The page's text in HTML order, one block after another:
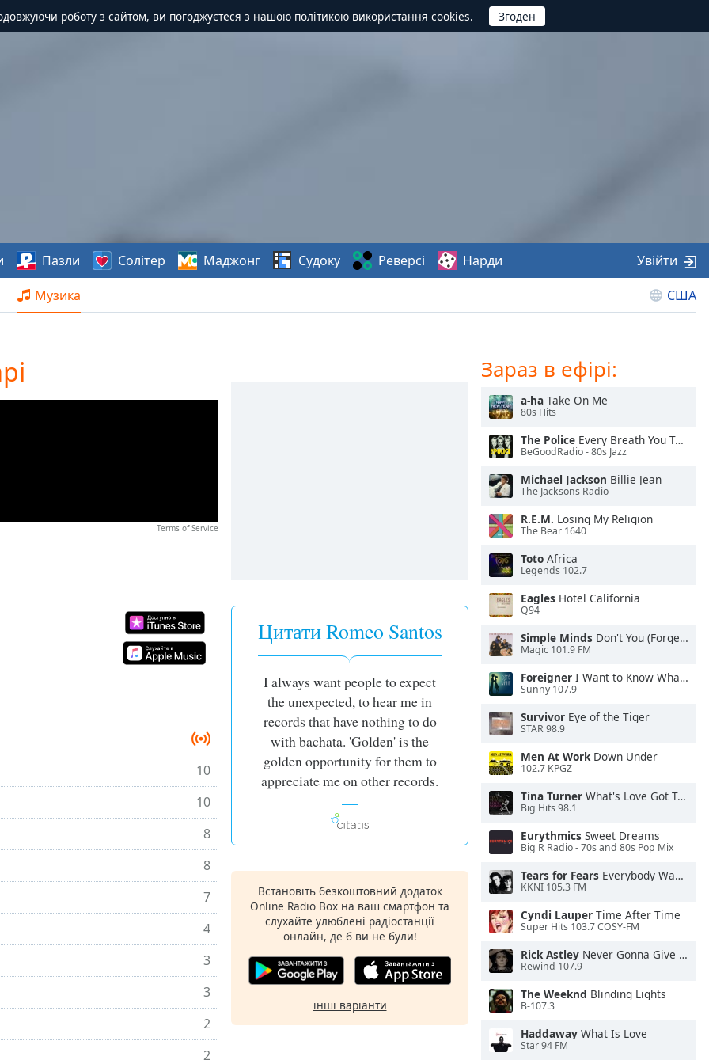
роботу з сайтом, ви погоджуєтеся з нашою політикою використання cookies.
Музика США
Пазли Солітер Маджонг Судоку Реверсі Нарди Увійти
Terms of Service
10
10
8
8
7
4
3
3
2
2
Цитати Romeo Santos
I always want people to expect
the unexpected, to hear me in
records that have nothing to do
with bachata. 'Golden' is the
golden opportunity for them to
appreciate me on other records.
Встановіть безкоштовний додаток
Online Radio Box на ваш смартфон та
слухайте улюблені радіостанції
онлайн, де б ви не були!
інші варіанти
Зараз в ефірі:
a-ha Take On Me
80s Hits
The Police Every Breath You Take
BeGoodRadio - 80s Jazz
Michael Jackson Billie Jean
The Jacksons Radio
R.E.M. Losing My Religion
The Bear 1640
Toto Africa
Legends 102.7
Eagles Hotel California
Q94
Simple Minds Don't You (Forget About Me)
Magic 101.9 FM
Foreigner I Want to Know What Love Is
Sunny 107.9
Survivor Eye of the Tiger
STAR 98.9
Men At WorkDown Under
102.7 KPGZ
Tina Turner What's Love Got To Do With It
Big Hits 98.1
Eurythmics Sweet Dreams
Big R Radio - 70s and 80s Pop Mix
Tears for Fears Everybody Wants To Rule the World
KKNI 105.3 FM
Cyndi Lauper Time After Time
Super Hits 103.7 COSY-FM
Rick Astley Never Gonna Give You Up
Rewind 107.9
The Weeknd Blinding Lights
B-107.3
Haddaway What Is Love
Star 94 FM